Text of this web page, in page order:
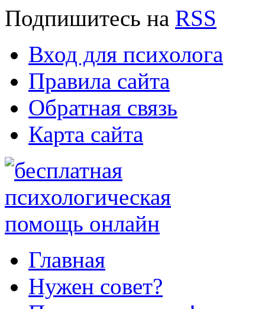
Подпишитесь на RSS
Вход для психолога
Правила сайта
Обратная связь
Карта сайта
Главная
Нужен совет?